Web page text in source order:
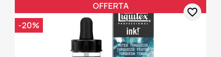
OFFERTA
-20%
favorite_border